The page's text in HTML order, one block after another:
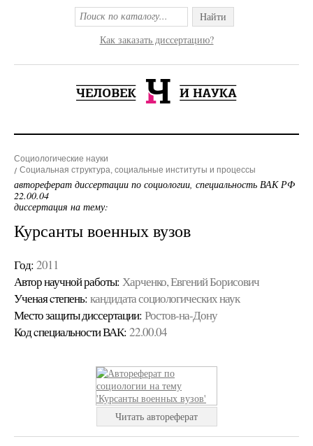
Найти
Как заказать диссертацию?
Социологические науки
Социальная структура, социальные институты и процессы
автореферат диссертации по социологии, специальность ВАК РФ
22.00.04
диссертация на тему:
Курсанты военных вузов
Год: 2011
Автор научной работы: Харченко, Евгений Борисович
Ученая cтепень: кандидата социологических наук
Место защиты диссертации: Ростов-на-Дону
Код cпециальности ВАК: 22.00.04
Читать автореферат